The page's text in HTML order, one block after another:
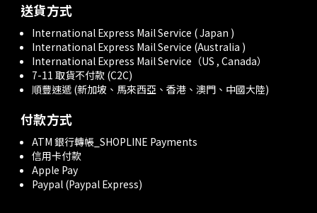
送貨方式
International Express Mail Service ( Japan )
International Express Mail Service (Australia )
International Express Mail Service（US , Canada）
7-11 取貨不付款 (C2C)
順豐速遞 (新加坡、馬來西亞、香港、澳門、中國大陸)
付款方式
ATM 銀行轉帳_SHOPLINE Payments
信用卡付款
Apple Pay
Paypal (Paypal Express)